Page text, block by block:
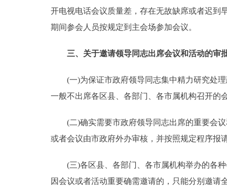
开电视电话会议质量差，存在无故缺席或者迟到
期间参会人员按规定到主会场参加会议。
三、关于邀请领导同志出席会议和活动的审
(一)为保证市政府领导同志集中精力研究处理
一般不出席各区县、各部门、各市属机构召开的
(二)确实需要市政府领导同志出席的重要会议
或者会议由市政府外办审核，并按照规定程序报
(三)各区县、各部门、各市属机构举办的各种
因会议或者活动重要确需邀请的，只能分别邀请